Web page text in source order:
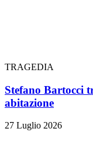
TRAGEDIA
Stefano Bartocci
abitazione
27 Luglio 2026